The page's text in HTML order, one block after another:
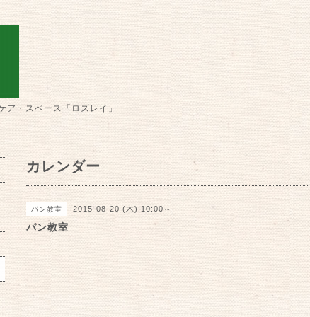
ア・スペース「ロズレイ」
カレンダー
パン教室 2015-08-20 (木) 10:00～
パン教室